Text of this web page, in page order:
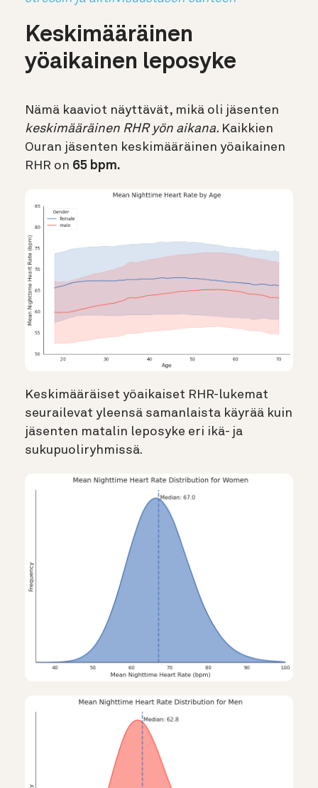
Keskimääräinen
yöaikainen leposyke
Nämä kaaviot näyttävät, mikä oli jäsenten
keskimääräinen RHR yön aikana. Kaikkien
Ouran jäsenten keskimääräinen yöaikainen
RHR on 65 bpm.
Keskimääräiset yöaikaiset RHR-lukemat
seurailevat yleensä samanlaista käyrää kuin
jäsenten matalin leposyke eri ikä- ja
sukupuoliryhmissä.